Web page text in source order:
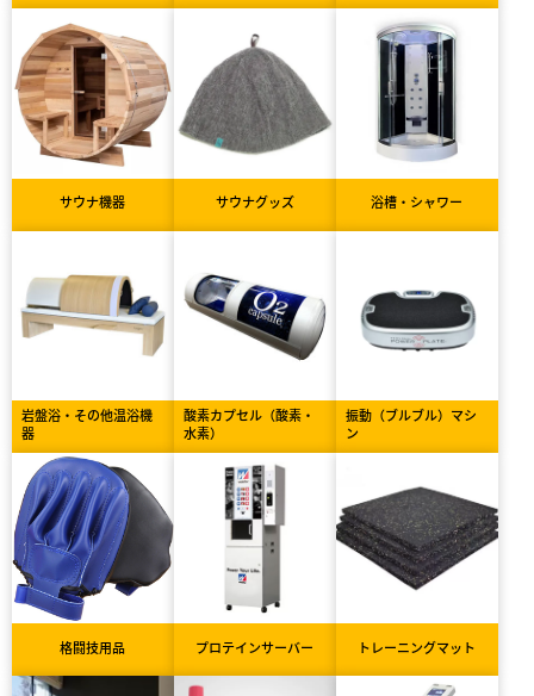
サウナ機器 サウナグッズ 浴槽・シャワー
岩盤浴・その他温浴機
器
酸素カプセル（酸素・
水素）
振動（ブルブル）マシ
ン
格闘技用品 プロテインサーバー トレーニングマット